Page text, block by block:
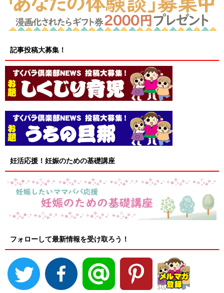
記事投稿大募集！
妊活応援！妊娠のための基礎講座
フォローして最新情報を受け取ろう！